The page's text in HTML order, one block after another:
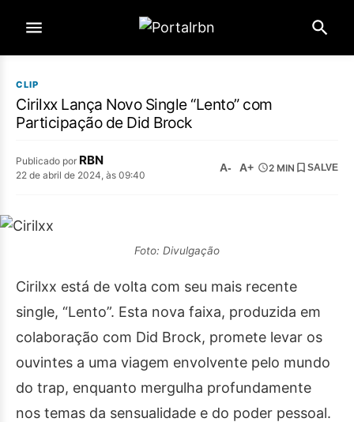
CLIP
Cirilxx Lança Novo Single “Lento” com
Participação de Did Brock
Publicado por RBN
22 de abril de 2024, às 09:40
A- A+ 2 MIN SALVE
Foto: Divulgação
Cirilxx está de volta com seu mais recente
single, “Lento”. Esta nova faixa, produzida em
colaboração com Did Brock, promete levar os
ouvintes a uma viagem envolvente pelo mundo
do trap, enquanto mergulha profundamente
nos temas da sensualidade e do poder pessoal.